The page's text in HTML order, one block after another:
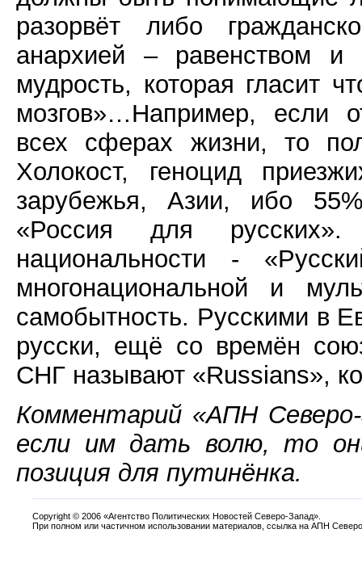
разорвёт либо
анархией – равенством и
мудрость, которая гласит
мозгов»…Например, если
всех сферах жизни, то
Холокост, геноцид
зарубежья, Азии, ибо
«Россия для
национальности -
многонациональной и
самобытность. Русскими в
русски, ещё со времён
СНГ называют «Russians»,
Комментарий «АПН
если им дать волю, то
позиция для путинёнка.
Copyright © 2006 «Агентство Политических Новостей Северо-Запад».
При полном или частичном использовании материалов, ссылка на АПН